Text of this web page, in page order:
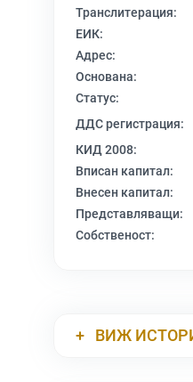
Транслитерация:
ЕИК:
Адрес:
Основана:
Статус:
ДДС регистрация:
КИД 2008:
Вписан капитал:
Внесен капитал:
Представляващи:
Собственост:
ВИЖ